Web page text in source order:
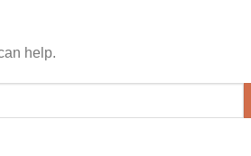
help.